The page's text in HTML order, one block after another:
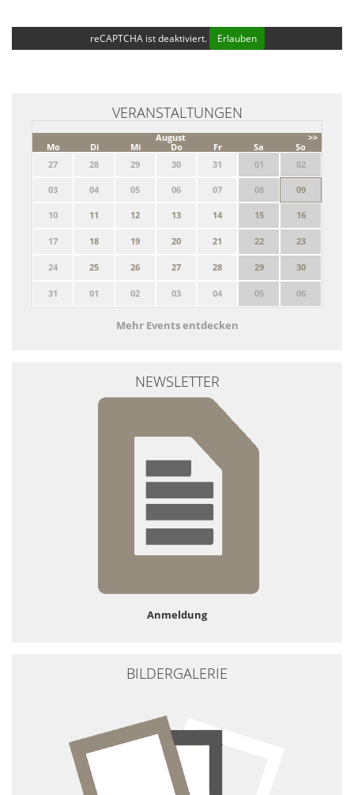
reCAPTCHA ist deaktiviert. Erlauben
VERANSTALTUNGEN
>>
August
Mo
Di Mi Do Fr Sa
So
27
28 29 30 31 01 02
03 04 05 06 07 08 09
10 11 12 13 14 15 16
17 18 19 20 21 22 23
24 25 26 27 28 29 30
31 01 02 03 04 05 06
Mehr Events entdecken
NEWSLETTER
Anmeldung
BILDERGALERIE